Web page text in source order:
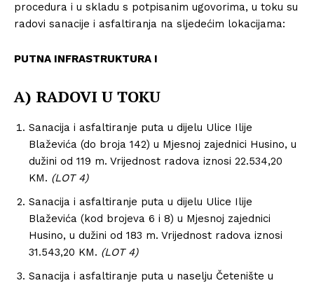
procedura i u skladu s potpisanim ugovorima, u toku su
radovi sanacije i asfaltiranja na sljedećim lokacijama:
PUTNA INFRASTRUKTURA I
A) RADOVI U TOKU
Sanacija i asfaltiranje puta u dijelu Ulice Ilije
Blaževića (do broja 142) u Mjesnoj zajednici Husino, u
dužini od 119 m. Vrijednost radova iznosi 22.534,20
KM. (LOT 4)
Sanacija i asfaltiranje puta u dijelu Ulice Ilije
Blaževića (kod brojeva 6 i 8) u Mjesnoj zajednici
Husino, u dužini od 183 m. Vrijednost radova iznosi
31.543,20 KM. (LOT 4)
Sanacija i asfaltiranje puta u naselju Četenište u